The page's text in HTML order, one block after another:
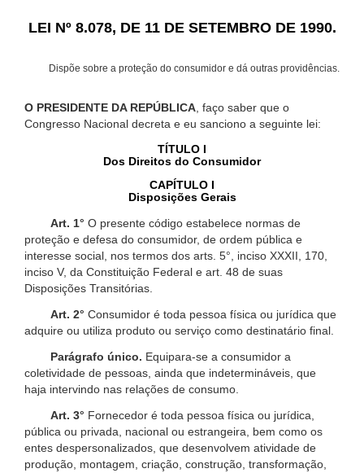
LEI Nº 8.078, DE 11 DE SETEMBRO DE 1990.
Dispõe sobre a proteção do consumidor e dá outras providências.
O PRESIDENTE DA REPÚBLICA , faço saber que o
Congresso Nacional decreta e eu sanciono a seguinte lei:
TÍTULO I
Dos Direitos do Consumidor
CAPÍTULO I
Disposições Gerais
Art. 1° O presente código estabelece normas de
proteção e defesa do consumidor, de ordem pública e
interesse social, nos termos dos arts. 5°, inciso XXXII, 170,
inciso V, da Constituição Federal e art. 48 de suas
Disposições Transitórias.
Art. 2° Consumidor é toda pessoa física ou jurídica que
adquire ou utiliza produto ou serviço como destinatário final.
Parágrafo único. Equipara-se a consumidor a
coletividade de pessoas, ainda que indetermináveis, que
haja intervindo nas relações de consumo.
Art. 3° Fornecedor é toda pessoa física ou jurídica,
pública ou privada, nacional ou estrangeira, bem como os
entes despersonalizados, que desenvolvem atividade de
produção, montagem, criação, construção, transformação,